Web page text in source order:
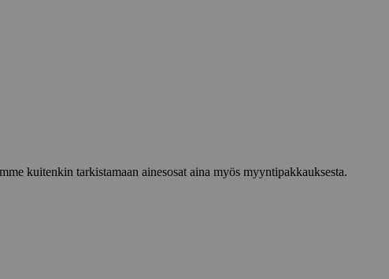
kuitenkin tarkistamaan ainesosat aina myös myyntipakkauksesta.